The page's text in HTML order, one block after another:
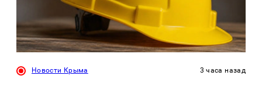
Новости Крыма 3 часа назад